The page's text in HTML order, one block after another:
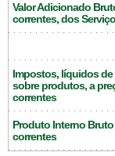
Valor Adicionado
correntes, dos
Impostos, líquidos
sobre produtos, a
correntes
Produto Interno
correntes